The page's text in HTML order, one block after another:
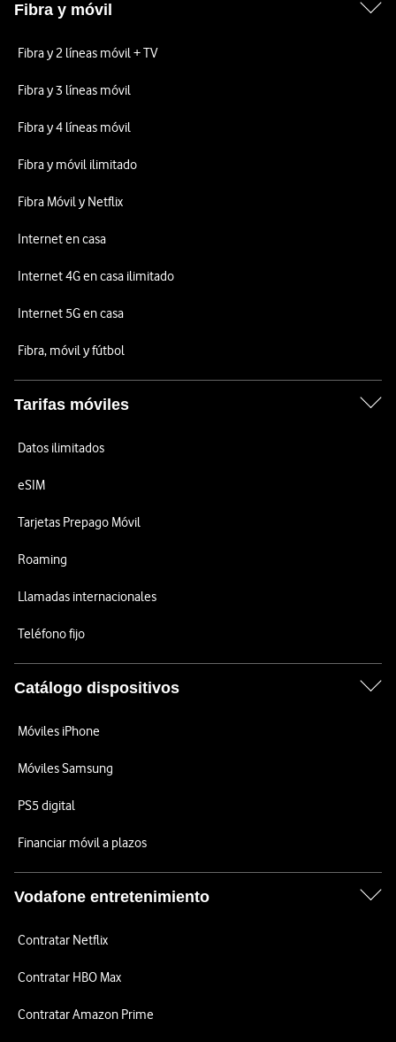
Fibra y móvil
Fibra y 2 líneas móvil + TV
Fibra y 3 líneas móvil
Fibra y 4 líneas móvil
Fibra y móvil ilimitado
Fibra Móvil y Netflix
Internet en casa
Internet 4G en casa ilimitado
Internet 5G en casa
Fibra, móvil y fútbol
Tarifas móviles
Datos ilimitados
eSIM
Tarjetas Prepago Móvil
Roaming
Llamadas internacionales
Teléfono fijo
Catálogo dispositivos
Móviles iPhone
Móviles Samsung
PS5 digital
Financiar móvil a plazos
Vodafone entretenimiento
Contratar Netflix
Contratar HBO Max
Contratar Amazon Prime